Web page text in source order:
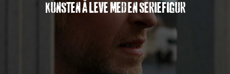
Kunsten å leve med en seriefigur